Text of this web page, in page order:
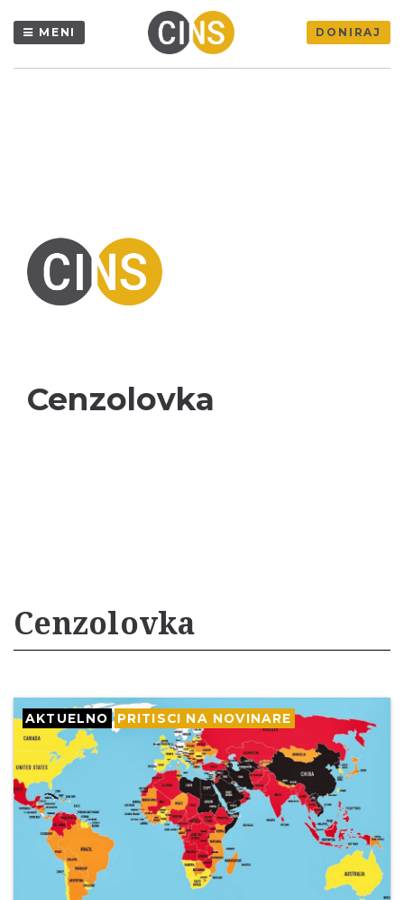
MENI DONIRAJ
Cenzolovka
Cenzolovka
AKTUELNO PRITISCI NA NOVINARE